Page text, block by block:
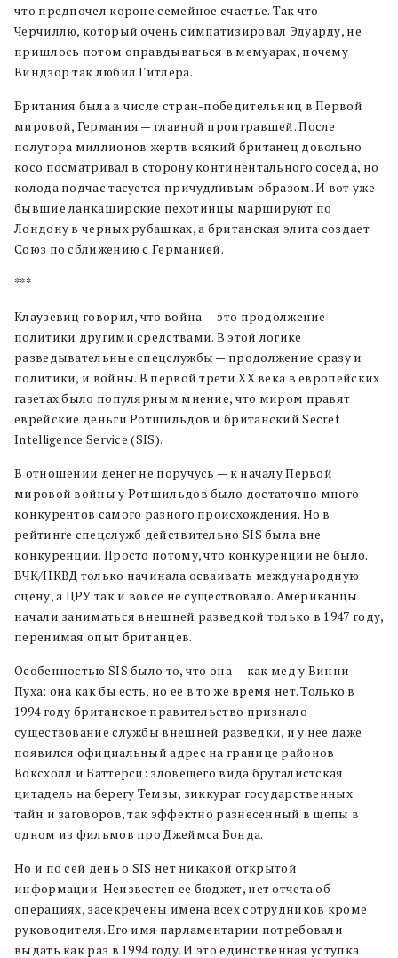
что предпочел короне семейное счастье. Так что
Черчиллю, который очень симпатизировал Эдуарду, не
пришлось потом оправдываться в мемуарах, почему
Виндзор так любил Гитлера.
Британия была в числе стран-победительниц в Первой
мировой, Германия — главной проигравшей. После
полутора миллионов жертв всякий британец довольно
косо посматривал в сторону континентального соседа, но
колода подчас тасуется причудливым образом. И вот уже
бывшие ланкаширские пехотинцы маршируют по
Лондону в черных рубашках, а британская элита создает
Союз по сближению с Германией.
***
Клаузевиц говорил, что война — это продолжение
политики другими средствами. В этой логике
разведывательные спецслужбы — продолжение сразу и
политики, и войны. В первой трети XX века в европейских
газетах было популярным мнение, что миром правят
еврейские деньги Ротшильдов и британский Secret
Intelligence Service (SIS).
В отношении денег не поручусь — к началу Первой
мировой войны у Ротшильдов было достаточно много
конкурентов самого разного происхождения. Но в
рейтинге спецслужб действительно SIS была вне
конкуренции. Просто потому, что конкуренции не было.
ВЧК/НКВД только начинала осваивать международную
сцену, а ЦРУ так и вовсе не существовало. Американцы
начали заниматься внешней разведкой только в 1947 году,
перенимая опыт британцев.
Особенностью SIS было то, что она — как мед у Винни-
Пуха: она как бы есть, но ее в то же время нет. Только в
1994 году британское правительство признало
существование службы внешней разведки, и у нее даже
появился официальный адрес на границе районов
Воксхолл и Баттерси: зловещего вида бруталистская
цитадель на берегу Темзы, зиккурат государственных
тайн и заговоров, так эффектно разнесенный в щепы в
одном из фильмов про Джеймса Бонда.
Но и по сей день о SIS нет никакой открытой
информации. Неизвестен ее бюджет, нет отчета об
операциях, засекречены имена всех сотрудников кроме
руководителя. Его имя парламентарии потребовали
выдать как раз в 1994 году. И это единственная уступка